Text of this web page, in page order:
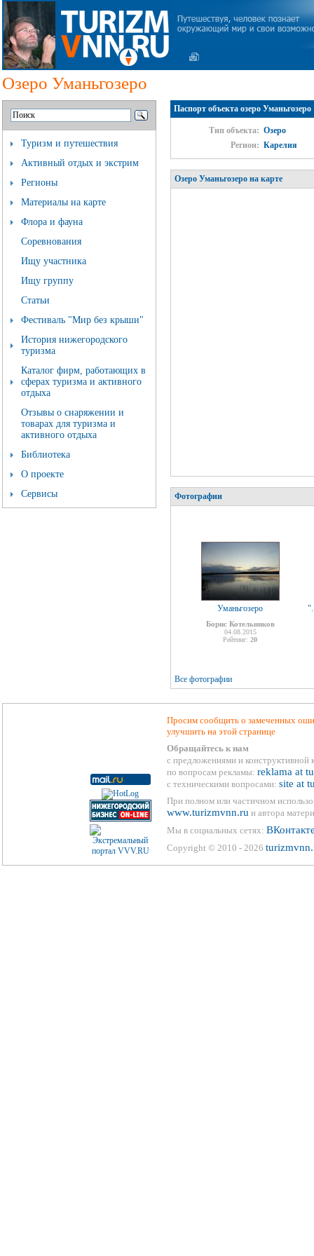
Озеро Уманьгозеро
Туризм и путешествия
Активный отдых и экстрим
Регионы
Материалы на карте
Флора и фауна
Соревнования
Ищу участника
Ищу группу
Статьи
Фестиваль "Мир без крыши"
История нижегородского
туризма
Каталог фирм, работающих в
сферах туризма и активного
отдыха
Отзывы о снаряжении и
товарах для туризма и
активного отдыха
Библиотека
О проекте
Сервисы
Паспорт объекта озеро Уманьгозеро
Тип объекта: Озеро
Регион: Карелия
Озеро Уманьгозеро на карте
Фотографии
Уманьгозеро
Борис Котельников
04.08.2015
Рейтинг: 20
Все фотографии
Просим сообщить о замеченных
улучшить на этой странице
Обращайтесь к нам
с предложениями и конструктивной
по вопросам рекламы: reklama at
с техническими вопросами: site at
При полном или частичном
www.turizmvnn.ru и автора
Мы в социальных сетях:
Copyright © 2010 - 2026